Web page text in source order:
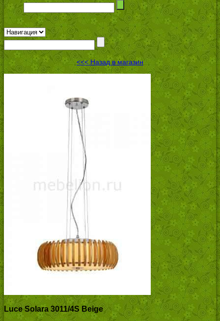
<<< Назад в магазин
Luce Solara 3011/4S Beige